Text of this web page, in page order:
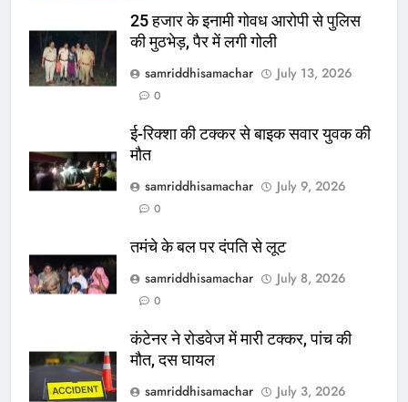
25 हजार के इनामी गोवध आरोपी से पुलिस
की मुठभेड़, पैर में लगी गोली
samriddhisamachar
July 13, 2026
0
ई-रिक्शा की टक्कर से बाइक सवार युवक की
मौत
samriddhisamachar
July 9, 2026
0
तमंचे के बल पर दंपति से लूट
samriddhisamachar
July 8, 2026
0
कंटेनर ने रोडवेज में मारी टक्कर, पांच की
मौत, दस घायल
samriddhisamachar
July 3, 2026